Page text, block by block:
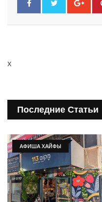
x
Последние Статьи
АФИША ХАЙФЫ